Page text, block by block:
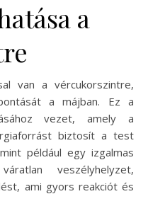
a
van a vércukorszintre,
a májban. Ez a
vezet, amely a
biztosít a test
például egy izgalmas
veszélyhelyzet,
ami gyors reakciót és